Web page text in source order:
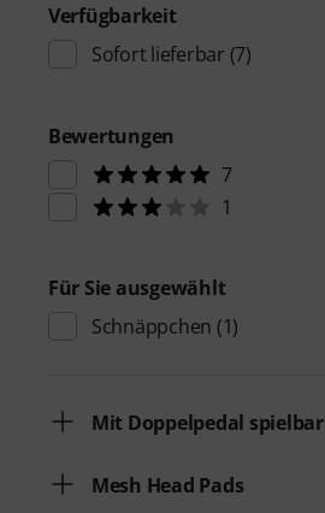
Verfügbarkeit
Sofort lieferbar (7)
Bewertungen
7
1
Für Sie ausgewählt
Schnäppchen (1)
Mit Doppelpedal spielbar
Mesh Head Pads